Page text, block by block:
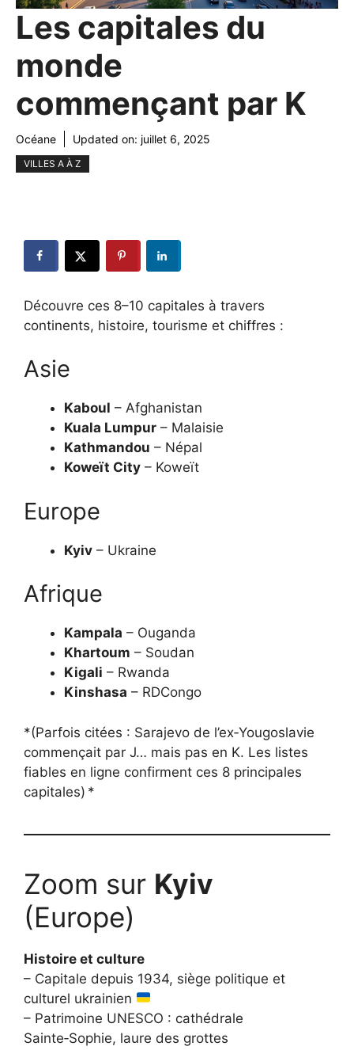
Les capitales du
monde
commençant par K
Océane Updated on: juillet 6, 2025
VILLES A À Z
Découvre ces 8–10 capitales à travers
continents, histoire, tourisme et chiffres :
Asie
Kaboul – Afghanistan
Kuala Lumpur – Malaisie
Kathmandou – Népal
Koweït City – Koweït
Europe
Kyiv – Ukraine
Afrique
Kampala – Ouganda
Khartoum – Soudan
Kigali – Rwanda
Kinshasa – RDCongo
*(Parfois citées : Sarajevo de l’ex‑Yougoslavie
commençait par J… mais pas en K. Les listes
fiables en ligne confirment ces 8 principales
capitales) *
Zoom sur Kyiv
(Europe)
Histoire et culture
– Capitale depuis 1934, siège politique et
culturel ukrainien
– Patrimoine UNESCO : cathédrale
Sainte‑Sophie, laure des grottes